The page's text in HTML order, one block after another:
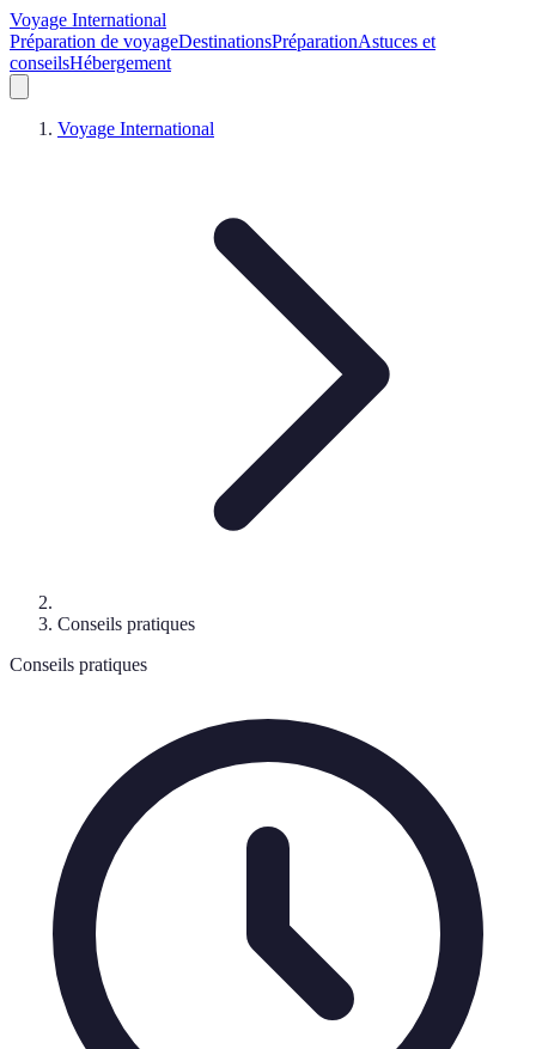
Voyage International
Préparation de voyageDestinationsPréparationAstuces et
conseilsHébergement
Voyage International
Conseils pratiques
Conseils pratiques